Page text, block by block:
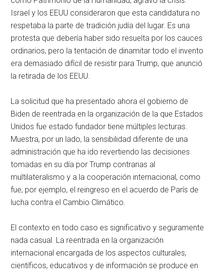
Israel y los EEUU consideraron que esta candidatura no
respetaba la parte de tradición judía del lugar. Es una
protesta que debería haber sido resuelta por los cauces
ordinarios, pero la tentación de dinamitar todo el invento
era demasiado difícil de resistir para Trump, que anunció
la retirada de los EEUU.
La solicitud que ha presentado ahora el gobierno de
Biden de reentrada en la organización de la que Estados
Unidos fue estado fundador tiene múltiples lecturas.
Muestra, por un lado, la sensibilidad diferente de una
administración que ha ido revertiendo las decisiones
tomadas en su día por Trump contrarias al
multilateralismo y a la cooperación internacional, como
fue, por ejemplo, el reingreso en el acuerdo de París de
lucha contra el Cambio Climático.
El contexto en todo caso es significativo y seguramente
nada casual. La reentrada en la organización
internacional encargada de los aspectos culturales,
científicos, educativos y de información se produce en